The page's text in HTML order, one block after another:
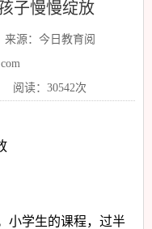
子慢慢绽放
来源：今日教育阅
阅读：30542次
小学生的课程，过半